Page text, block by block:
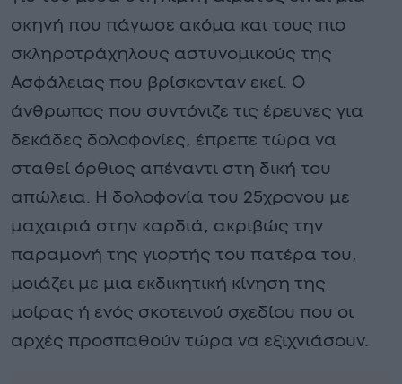
σκηνή που πάγωσε ακόμα και τους πιο
σκληροτράχηλους αστυνομικούς της
Ασφάλειας που βρίσκονταν εκεί. Ο
άνθρωπος που συντόνιζε τις έρευνες για
δεκάδες δολοφονίες, έπρεπε τώρα να
σταθεί όρθιος απέναντι στη δική του
απώλεια. Η δολοφονία του 25χρονου με
μαχαιριά στην καρδιά, ακριβώς την
παραμονή της γιορτής του πατέρα του,
μοιάζει με μια εκδικητική κίνηση της
μοίρας ή ενός σκοτεινού σχεδίου που οι
αρχές προσπαθούν τώρα να εξιχνιάσουν.